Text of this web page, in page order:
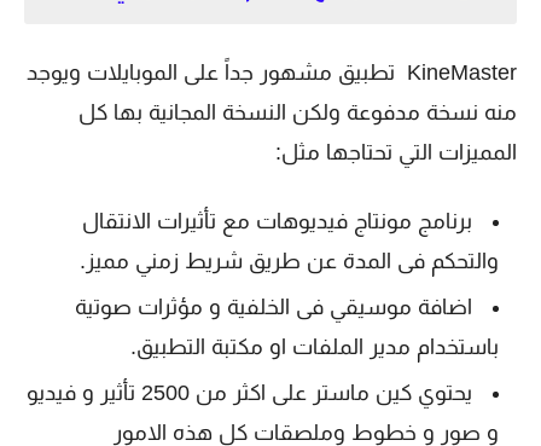
KineMaster تطبيق مشهور جداً على الموبايلات ويوجد
منه نسخة مدفوعة ولكن النسخة المجانية بها كل
المميزات التي تحتاجها مثل:
برنامج مونتاج فيديوهات مع تأثيرات الانتقال
والتحكم فى المدة عن طريق شريط زمني مميز.
اضافة موسيقي فى الخلفية و مؤثرات صوتية
باستخدام مدير الملفات او مكتبة التطبيق.
يحتوي كين ماستر على اكثر من 2500 تأثير و فيديو
و صور و خطوط وملصقات كل هذه الامور